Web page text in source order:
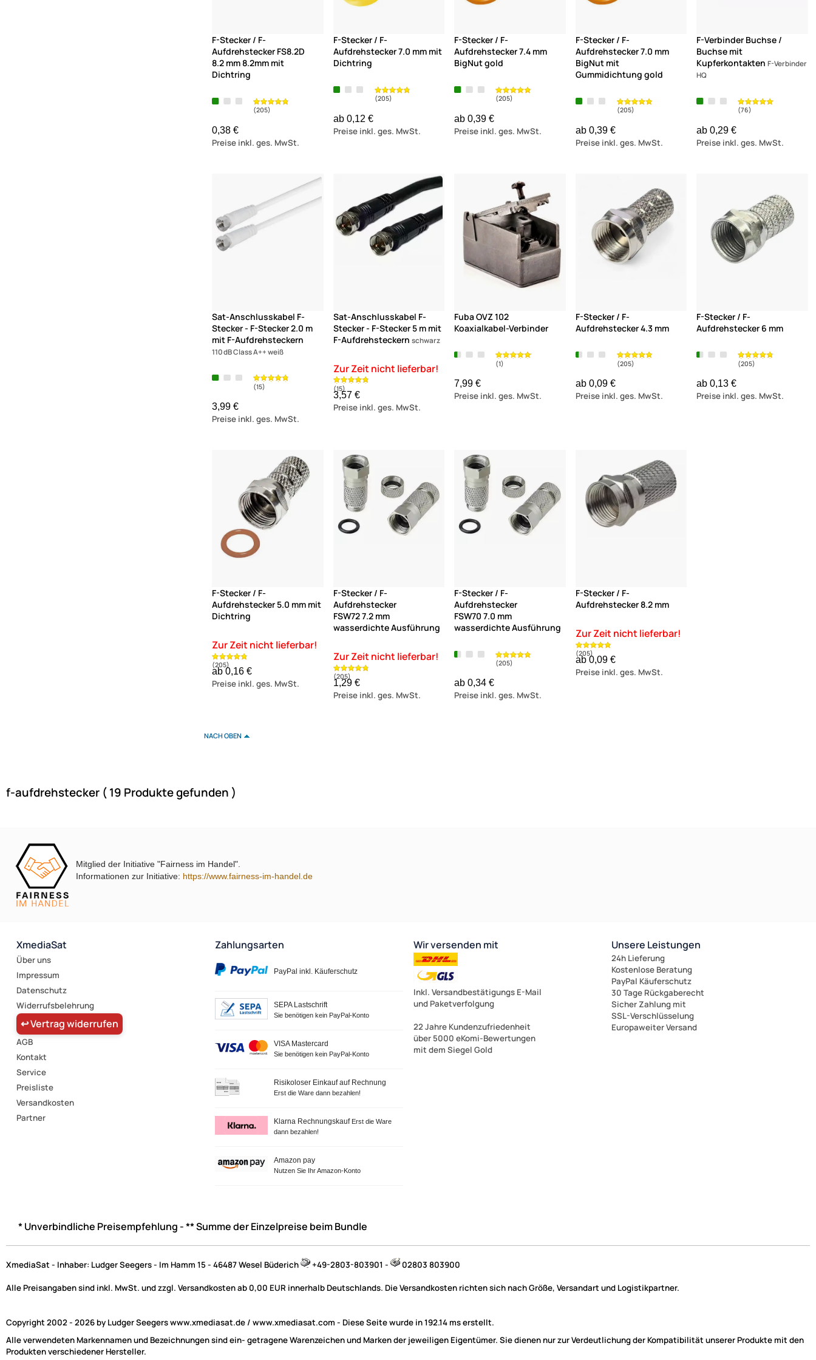
F-Stecker / F-
Aufdrehstecker FS8.2D
8.2 mm 8.2mm mit
Dichtring
0,38 €
Preise inkl. ges. MwSt.
F-Stecker / F-
Aufdrehstecker 7.0 mm mit
Dichtring
ab 0,12 €
Preise inkl. ges. MwSt.
F-Stecker / F-
Aufdrehstecker 7.4 mm
BigNut gold
ab 0,39 €
Preise inkl. ges. MwSt.
F-Stecker / F-
Aufdrehstecker 7.0 mm
BigNut mit
Gummidichtung gold
ab 0,39 €
Preise inkl. ges. MwSt.
F-Verbinder Buchse /
Buchse mit
Kupferkontakten F-Verbinder
HQ
ab 0,29 €
Preise inkl. ges. MwSt.
Sat-Anschlusskabel F-
Stecker - F-Stecker 2.0 m
mit F-Aufdrehsteckern
110 dB Class A++ weiß
3,99 €
Preise inkl. ges. MwSt.
Sat-Anschlusskabel F-
Stecker - F-Stecker 5 m mit
F-Aufdrehsteckern schwarz
3,57 €
Preise inkl. ges. MwSt.
Fuba OVZ 102
Koaxialkabel-Verbinder
7,99 €
Preise inkl. ges. MwSt.
F-Stecker / F-
Aufdrehstecker 4.3 mm
ab 0,09 €
Preise inkl. ges. MwSt.
F-Stecker / F-
Aufdrehstecker 6 mm
ab 0,13 €
Preise inkl. ges. MwSt.
F-Stecker / F-
Aufdrehstecker 5.0 mm mit
Dichtring
Zur Zeit nicht lieferbar!
(205)
ab 0,16 €
Preise inkl. ges. MwSt.
F-Stecker / F-
Aufdrehstecker
FSW72 7.2 mm
wasserdichte Ausführung
1,29 €
Preise inkl. ges. MwSt.
F-Stecker / F-
Aufdrehstecker
FSW70 7.0 mm
wasserdichte Ausführung
ab 0,34 €
Preise inkl. ges. MwSt.
F-Stecker / F-
Aufdrehstecker 8.2 mm
ab 0,09 €
Preise inkl. ges. MwSt.
NACH OBEN
f-aufdrehstecker ( 19 Produkte gefunden )
Mitglied der Initiative "Fairness im Handel".
Informationen zur Initiative: https://www.fairness-im-handel.de
XmediaSat
Über uns
Impressum
Datenschutz
Widerrufsbelehrung
↩ Vertrag widerrufen
AGB
Kontakt
Service
Preisliste
Versandkosten
Partner
Zahlungsarten
PayPal inkl. Käuferschutz
SEPA Lastschrift
Sie benötigen kein PayPal-Konto
VISA Mastercard
Sie benötigen kein PayPal-Konto
Risikoloser Einkauf auf Rechnung
Erst die Ware dann bezahlen!
Klarna Rechnungskauf Erst die Ware
dann bezahlen!
Amazon pay
Nutzen Sie Ihr Amazon-Konto
Wir versenden mit
Inkl. Versandbestätigungs E-Mail
und Paketverfolgung
22 Jahre Kundenzufriedenheit
über 5000 eKomi-Bewertungen
mit dem Siegel Gold
Unsere Leistungen
24h Lieferung
Kostenlose Beratung
PayPal Käuferschutz
30 Tage Rückgaberecht
Sicher Zahlung mit
SSL-Verschlüsselung
Europaweiter Versand
* Unverbindliche Preisempfehlung - ** Summe der Einzelpreise beim Bundle
XmediaSat - Inhaber: Ludger Seegers - Im Hamm 15 - 46487 Wesel Büderich +49-2803-803901 - 02803 803900
Alle Preisangaben sind inkl. MwSt. und zzgl. Versandkosten ab 0,00 EUR innerhalb Deutschlands. Die Versandkosten richten sich nach Größe, Versandart und Logistikpartner.
Copyright 2002 - 2026 by Ludger Seegers www.xmediasat.de / www.xmediasat.com - Diese Seite wurde in 192.14 ms erstellt.
Alle verwendeten Markennamen und Bezeichnungen sind ein- getragene Warenzeichen und Marken der jeweiligen Eigentümer. Sie dienen nur zur Verdeutlichung der Kompatibilität unserer Produkte mit den
Produkten verschiedener Hersteller.